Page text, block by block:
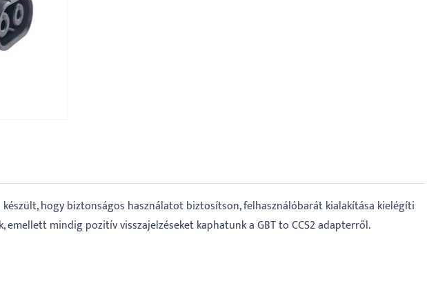
készült, hogy biztonságos használatot biztosítson, felhasználóbarát kialakítása kielégíti
mindig pozitív visszajelzéseket kaphatunk a GBT to CCS2 adapterről.